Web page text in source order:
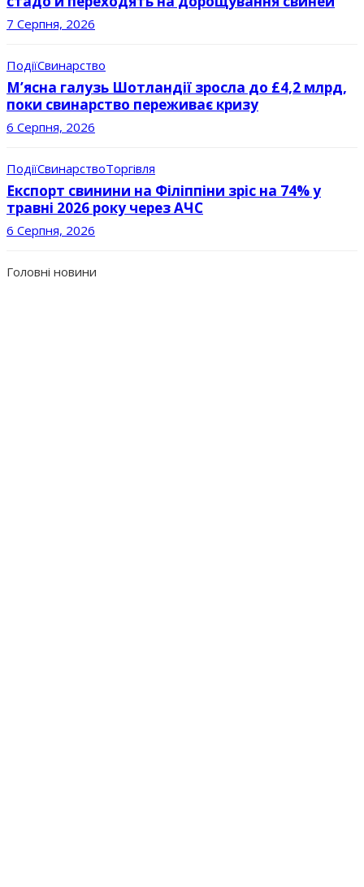
7 Серпня, 2026
ПодіїСвинарство
М’ясна галузь Шотландії зросла до £4,2 млрд,
поки свинарство переживає кризу
6 Серпня, 2026
ПодіїСвинарствоТоргівля
Експорт свинини на Філіппіни зріс на 74% у
травні 2026 року через АЧС
6 Серпня, 2026
Головні новини